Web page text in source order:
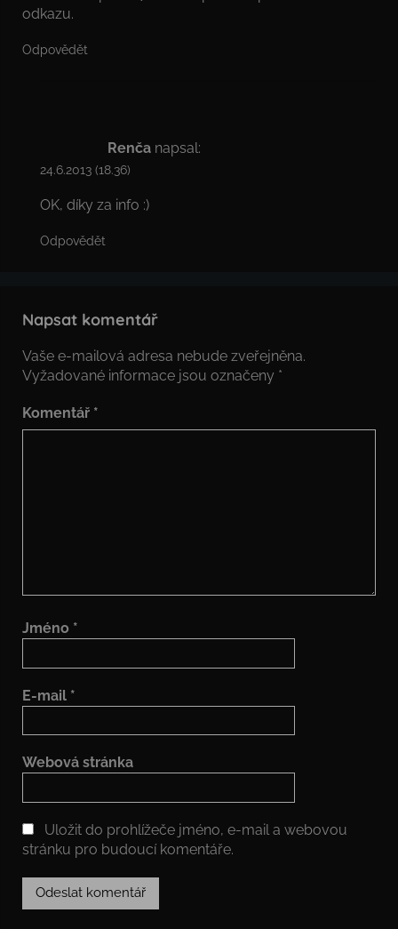
odkazu.
Odpovědět
Renča napsal:
24.6.2013 (18.36)
OK, díky za info :)
Odpovědět
Napsat komentář
Vaše e-mailová adresa nebude zveřejněna.
Vyžadované informace jsou označeny *
Komentář *
Jméno *
E-mail *
Webová stránka
Uložit do prohlížeče jméno, e-mail a webovou
stránku pro budoucí komentáře.